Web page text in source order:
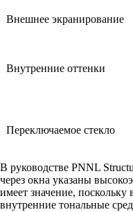
Внешнее экранирование
Внутренние оттенки
Переключаемое стекло
В руководстве PNNL
через окна указаны
имеет значение,
внутренние тональные